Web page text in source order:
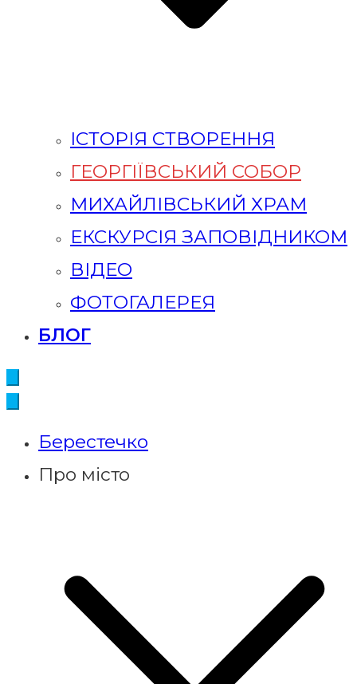
ІСТОРІЯ СТВОРЕННЯ
ГЕОРГІЇВСЬКИЙ СОБОР
МИХАЙЛІВСЬКИЙ ХРАМ
ЕКСКУРСІЯ ЗАПОВІДНИКОМ
ВІДЕО
ФОТОГАЛЕРЕЯ
БЛОГ
Берестечко
Про місто